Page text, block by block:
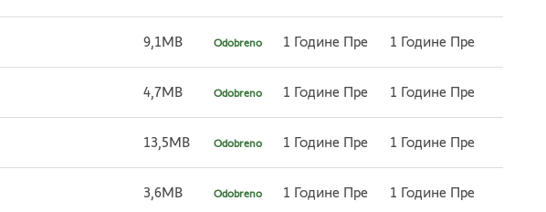
9,1MB Odobreno 1 Године Пре 1 Године Пре
4,7MB Odobreno 1 Године Пре 1 Године Пре
13,5MB Odobreno 1 Године Пре 1 Године Пре
3,6MB Odobreno 1 Године Пре 1 Године Пре